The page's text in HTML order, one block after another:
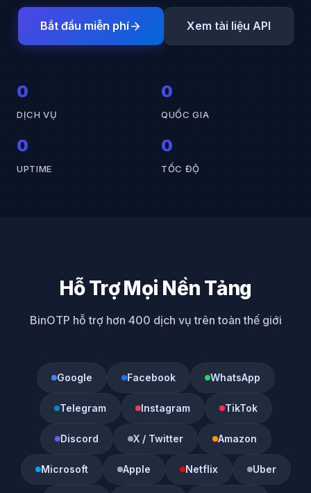
Bắt đầu miễn phí Xem tài liệu API
0
DỊCH VỤ
0
QUỐC GIA
0
UPTIME
0
TỐC ĐỘ
Hỗ Trợ Mọi Nền Tảng
BinOTP hỗ trợ hơn 400 dịch vụ trên toàn thế giới
Google Facebook WhatsApp
Telegram Instagram TikTok
Discord X / Twitter Amazon
Microsoft Apple Netflix Uber